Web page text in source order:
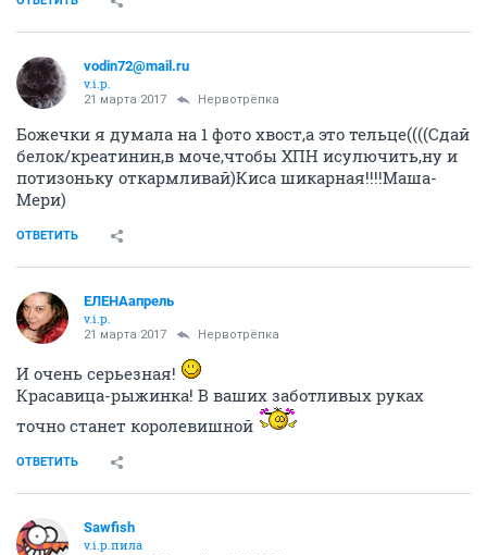
vodin72@mail.ru
v.i.p.
21 марта 2017 Нервотрёпка
Божечки я думала на 1 фото хвост,а это тельце((((Сдай
белок/креатинин,в моче,чтобы ХПН исулючить,ну и
потизоньку откармливай)Киса шикарная!!!!Маша-
Мери)
ОТВЕТИТЬ
ЕЛЕНАапрель
v.i.p.
21 марта 2017 Нервотрёпка
И очень серьезная!
Красавица-рыжинка! В ваших заботливых руках
точно станет королевишной
ОТВЕТИТЬ
Sawfish
v.i.p.пила